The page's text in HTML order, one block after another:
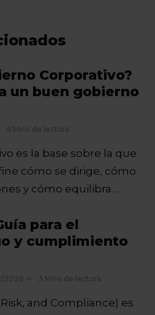
Corporativo?
un buen gobierno
6 Mins de lectura
es la base sobre la que
cómo se dirige, cómo
y cómo equilibra…
para el
y cumplimiento
2026 3 Mins de lectura
and Compliance) es